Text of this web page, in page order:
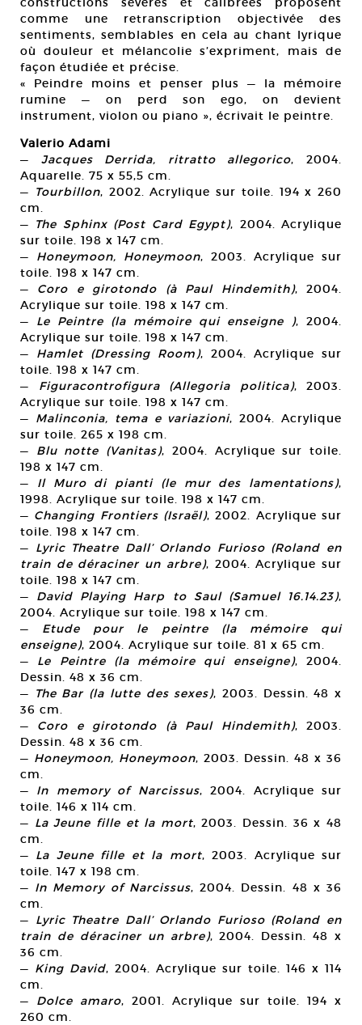
comme une retranscription objectivée des
sentiments, semblables en cela au chant lyrique
où douleur et mélancolie s’expriment, mais de
façon étudiée et précise.
« Peindre moins et penser plus — la mémoire
rumine — on perd son ego, on devient
instrument, violon ou piano », écrivait le peintre.
Valerio Adami
— Jacques Derrida, ritratto allegorico, 2004.
Aquarelle. 75 x 55,5 cm.
— Tourbillon, 2002. Acrylique sur toile. 194 x 260
cm.
— The Sphinx (Post Card Egypt), 2004. Acrylique
sur toile. 198 x 147 cm.
— Honeymoon, Honeymoon, 2003. Acrylique sur
toile. 198 x 147 cm.
— Coro e girotondo (à Paul Hindemith), 2004.
Acrylique sur toile. 198 x 147 cm.
— Le Peintre (la mémoire qui enseigne ), 2004.
Acrylique sur toile. 198 x 147 cm.
— Hamlet (Dressing Room), 2004. Acrylique sur
toile. 198 x 147 cm.
— Figuracontrofigura (Allegoria politica), 2003.
Acrylique sur toile. 198 x 147 cm.
— Malinconia, tema e variazioni, 2004. Acrylique
sur toile. 265 x 198 cm.
— Blu notte (Vanitas), 2004. Acrylique sur toile.
198 x 147 cm.
— Il Muro di pianti (le mur des lamentations),
1998. Acrylique sur toile. 198 x 147 cm.
— Changing Frontiers (Israël), 2002. Acrylique sur
toile. 198 x 147 cm.
— Lyric Theatre Dall’ Orlando Furioso (Roland en
train de déraciner un arbre), 2004. Acrylique sur
toile. 198 x 147 cm.
— David Playing Harp to Saul (Samuel 16.14.23),
2004. Acrylique sur toile. 198 x 147 cm.
— Etude pour le peintre (la mémoire qui
enseigne), 2004. Acrylique sur toile. 81 x 65 cm.
— Le Peintre (la mémoire qui enseigne), 2004.
Dessin. 48 x 36 cm.
— The Bar (la lutte des sexes), 2003. Dessin. 48 x
36 cm.
— Coro e girotondo (à Paul Hindemith), 2003.
Dessin. 48 x 36 cm.
— Honeymoon, Honeymoon, 2003. Dessin. 48 x 36
cm.
— In memory of Narcissus, 2004. Acrylique sur
toile. 146 x 114 cm.
— La Jeune fille et la mort, 2003. Dessin. 36 x 48
cm.
— La Jeune fille et la mort, 2003. Acrylique sur
toile. 147 x 198 cm.
— In Memory of Narcissus, 2004. Dessin. 48 x 36
cm.
— Lyric Theatre Dall’ Orlando Furioso (Roland en
train de déraciner un arbre), 2004. Dessin. 48 x
36 cm.
— King David, 2004. Acrylique sur toile. 146 x 114
cm.
— Dolce amaro, 2001. Acrylique sur toile. 194 x
260 cm.